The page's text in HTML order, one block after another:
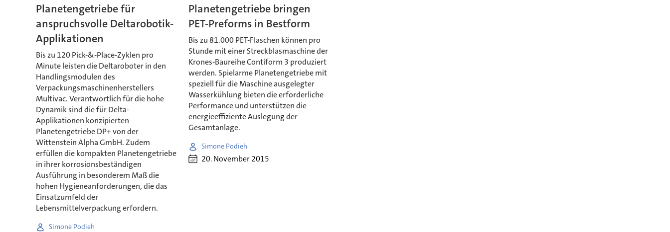
Planetengetriebe für
anspruchsvolle Deltarobotik-
Applikationen
Bis zu 120 Pick-&-Place-Zyklen pro
Minute leisten die Deltaroboter in den
Handlingsmodulen des
Verpackungsmaschinenherstellers
Multivac. Verantwortlich für die hohe
Dynamik sind die für Delta-
Applikationen konzipierten
Planetengetriebe DP+ von der
Wittenstein Alpha GmbH. Zudem
erfüllen die kompakten Planetengetriebe
in ihrer korrosionsbeständigen
Ausführung in besonderem Maß die
hohen Hygieneanforderungen, die das
Einsatzumfeld der
Lebensmittelverpackung erfordern.
Simone Podieh
Planetengetriebe bringen
PET-Preforms in Bestform
Bis zu 81.000 PET-Flaschen können pro
Stunde mit einer Streckblasmaschine der
Krones-Baureihe Contiform 3 produziert
werden. Spielarme Planetengetriebe mit
speziell für die Maschine ausgelegter
Wasserkühlung bieten die erforderliche
Performance und unterstützen die
energieeffiziente Auslegung der
Gesamtanlage.
Simone Podieh
20. November 2015